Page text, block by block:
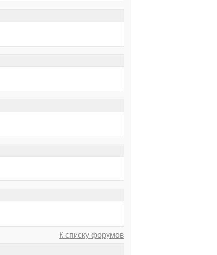
К списку форумов